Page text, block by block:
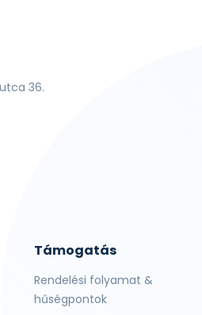
36.
Támogatás
Rendelési folyamat &
hűségpontok